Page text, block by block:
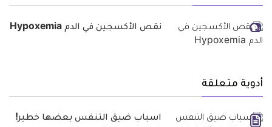
نقص الأكسجين في الدم Hypoxemia
أدوية متعلقة
اسباب ضيق التنفس بعضها خطير!